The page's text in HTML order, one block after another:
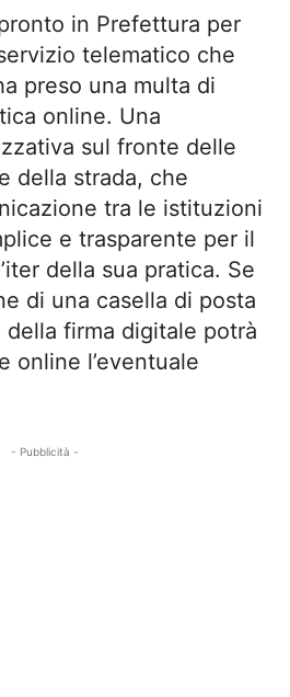
in Prefettura per
telematico che
preso una multa di
online. Una
sul fronte delle
della strada, che
tra le istituzioni
e trasparente per il
della sua pratica. Se
di una casella di posta
firma digitale potrà
online l’eventuale
- Pubblicità -